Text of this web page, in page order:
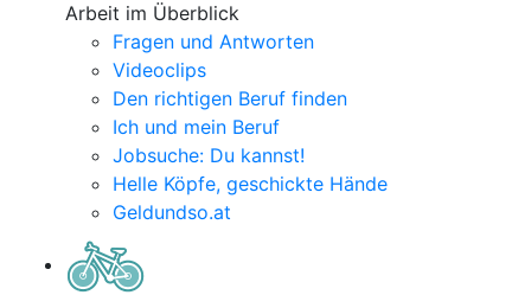
Arbeit im Überblick
Fragen und Antworten
Videoclips
Den richtigen Beruf finden
Ich und mein Beruf
Jobsuche: Du kannst!
Helle Köpfe, geschickte Hände
Geldundso.at